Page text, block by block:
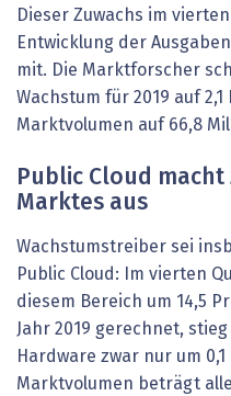
Dieser Zuwachs im
Entwicklung der
mit. Die Marktforscher
Wachstum für 2019 auf
Marktvolumen auf 66,8
Public Cloud
Marktes aus
Wachstumstreiber sei
Public Cloud: Im vierten
diesem Bereich um 14,5
Jahr 2019 gerechnet,
Hardware zwar nur um
Marktvolumen beträgt